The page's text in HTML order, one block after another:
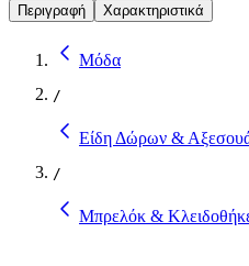
Περιγραφή Χαρακτηριστικά
Μόδα
/
Είδη Δώρων &
/
Μπρελόκ &